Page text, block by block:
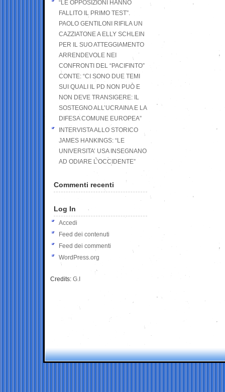
“LE OPPOSIZIONI HANNO
FALLITO IL PRIMO TEST”.
PAOLO GENTILONI RIFILA UN
CAZZIATONE A ELLY SCHLEIN
PER IL SUO ATTEGGIAMENTO
ARRENDEVOLE NEI
CONFRONTI DEL “PACIFINTO”
CONTE: “CI SONO DUE TEMI
SUI QUALI IL PD NON PUÒ E
NON DEVE TRANSIGERE: IL
SOSTEGNO ALL’UCRAINA E LA
DIFESA COMUNE EUROPEA”
INTERVISTA ALLO STORICO
JAMES HANKINGS: “LE
UNIVERSITA’ USA INSEGNANO
AD ODIARE L’OCCIDENTE”
Commenti recenti
Log In
Accedi
Feed dei contenuti
Feed dei commenti
WordPress.org
Credits: G.I